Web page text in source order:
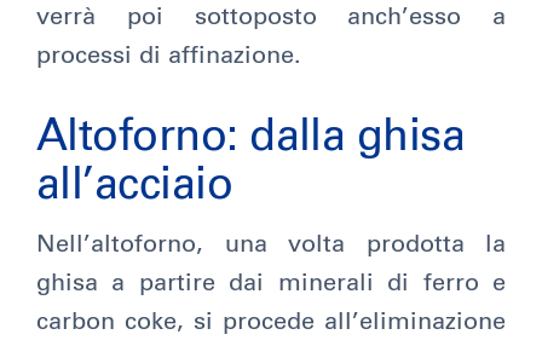
verrà poi sottoposto anch’esso a
processi di affinazione.
Altoforno: dalla ghisa
all’acciaio
Nell’altoforno, una volta prodotta la
ghisa a partire dai minerali di ferro e
carbon coke, si procede all’eliminazione